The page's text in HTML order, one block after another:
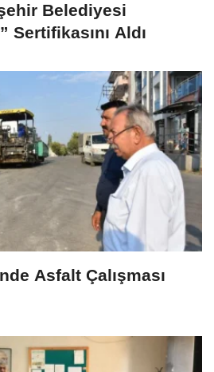
Belediyesi
Sertifikasını Aldı
Asfalt Çalışması